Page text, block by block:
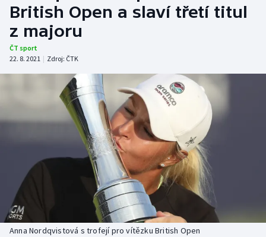
Tenis
Atletika
DALŠÍ SPORTY
Americký fotbal
Baseball a softbal
Biatlon
NEPŘEHLÉDNĚTE
Soutěže
Historické návraty
Aplikace ČT sport
British Open a slaví třetí titul
z majoru
ČT sport
22. 8. 2021 | Zdroj: ČTK
Anna Nordqvistová s trofejí pro vítězku British Open